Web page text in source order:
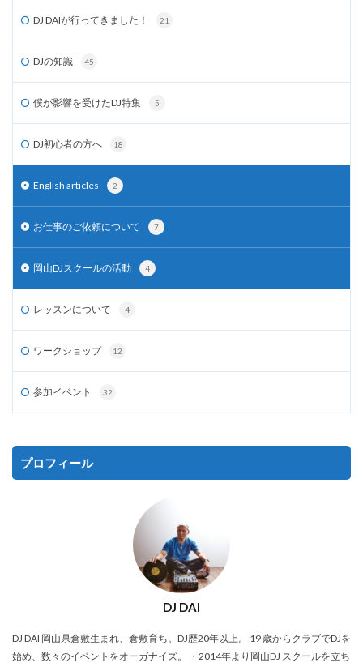
DJ DAIが行ってきました！ 21
DJの知識 45
僕が影響を受けたDJ特集 5
DJ初心者の方へ 18
English articles 2
お仕事のご依頼について 7
岡山DJスクールの活動 4
レッスンについて 4
ワークショップ 12
参加イベント 32
プロフィール
DJ DAI
DJ DAI 岡山県倉敷生まれ、倉敷育ち。DJ歴20年以上。 19 歳からクラブでDJを
始め、数々のイベントをオーガナイズ。 ・2014年より岡山DJ スクールを立ち